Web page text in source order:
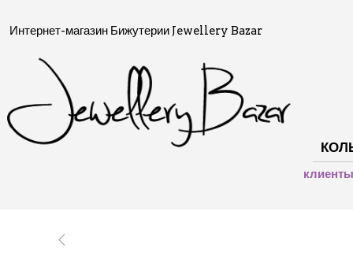
Интернет-магазин Бижутерии Jewellery Bazar
клиенты